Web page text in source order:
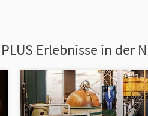
Erlebnisse in der